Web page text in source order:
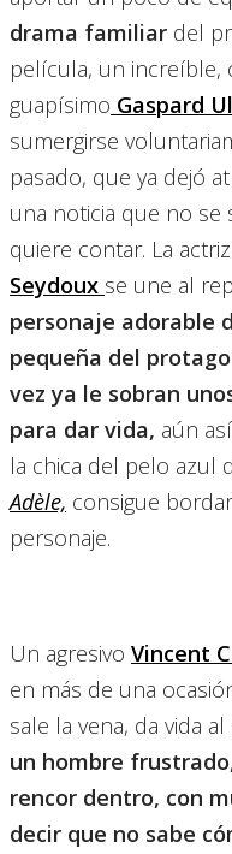
drama familiar del
película, un increíble,
guapísimo Gaspard
sumergirse
pasado, que ya dejó
una noticia que no se
quiere contar. La
Seydoux se une al
personaje adorable
pequeña del
vez ya le sobran
para dar vida, aún
la chica del pelo azul
Adèle, consigue
personaje.
Un agresivo Vincent
en más de una
sale la vena, da vida
un hombre
rencor dentro, con
decir que no sabe